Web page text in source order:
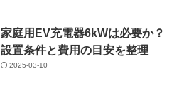
家庭用EV充電器6kWは必要か？
設置条件と費用の目安を整理
2025-03-10